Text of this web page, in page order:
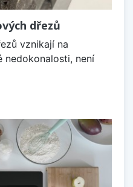
dřezů
vznikají na
nedokonalosti, není